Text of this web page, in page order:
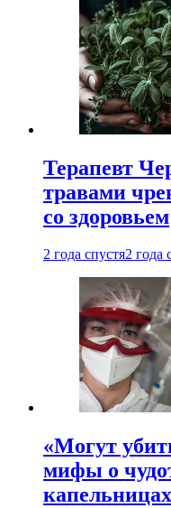
Терапевт
травами
со здоровьем
2 года спустя2 года
«Могут
мифы о